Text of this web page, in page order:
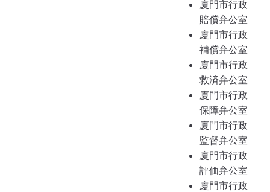
廈門市行政
賠償弁公室
廈門市行政
補償弁公室
廈門市行政
救済弁公室
廈門市行政
保障弁公室
廈門市行政
監督弁公室
廈門市行政
評価弁公室
廈門市行政